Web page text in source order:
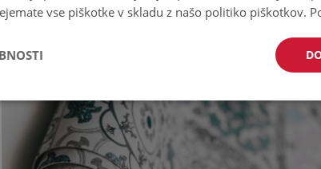
vse piškotke v skladu z našo politiko piškotkov.